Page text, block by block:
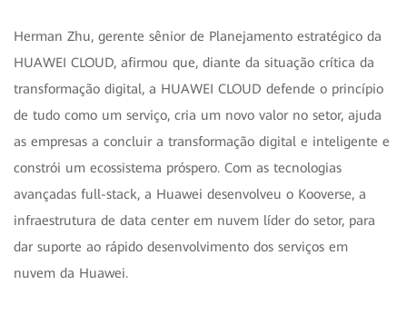
Herman Zhu, gerente sênior de Planejamento estratégico da
HUAWEI CLOUD, afirmou que, diante da situação crítica da
transformação digital, a HUAWEI CLOUD defende o princípio
de tudo como um serviço, cria um novo valor no setor, ajuda
as empresas a concluir a transformação digital e inteligente e
constrói um ecossistema próspero. Com as tecnologias
avançadas full-stack, a Huawei desenvolveu o Kooverse, a
infraestrutura de data center em nuvem líder do setor, para
dar suporte ao rápido desenvolvimento dos serviços em
nuvem da Huawei.